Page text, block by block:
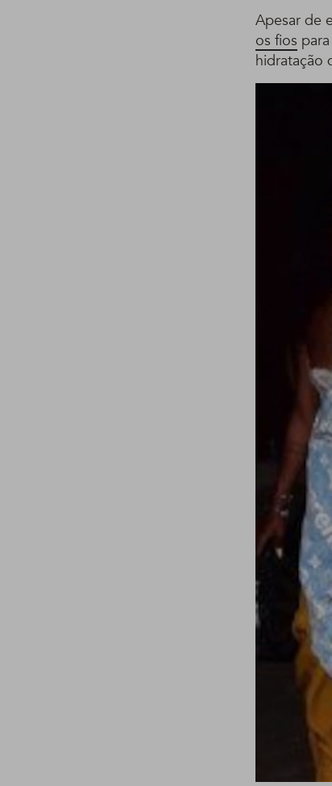
Apesar de
os fios
hidratação